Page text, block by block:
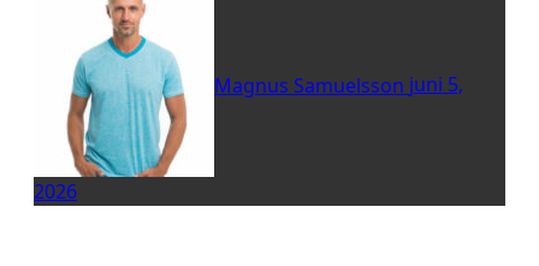
Magnus Samuelsson juni 5,
2026